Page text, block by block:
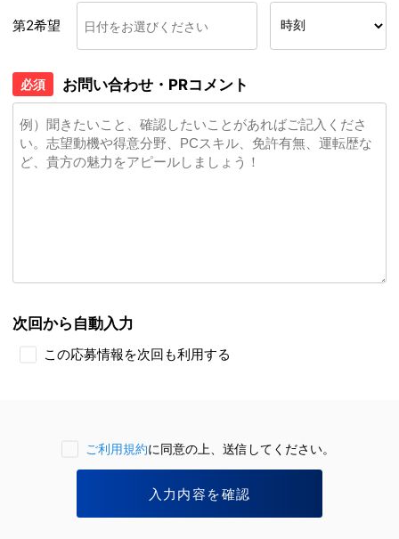
第2希望
必須 お問い合わせ・PRコメント
次回から自動入力
この応募情報を次回も利用する
ご利用規約に同意の上、送信してください。